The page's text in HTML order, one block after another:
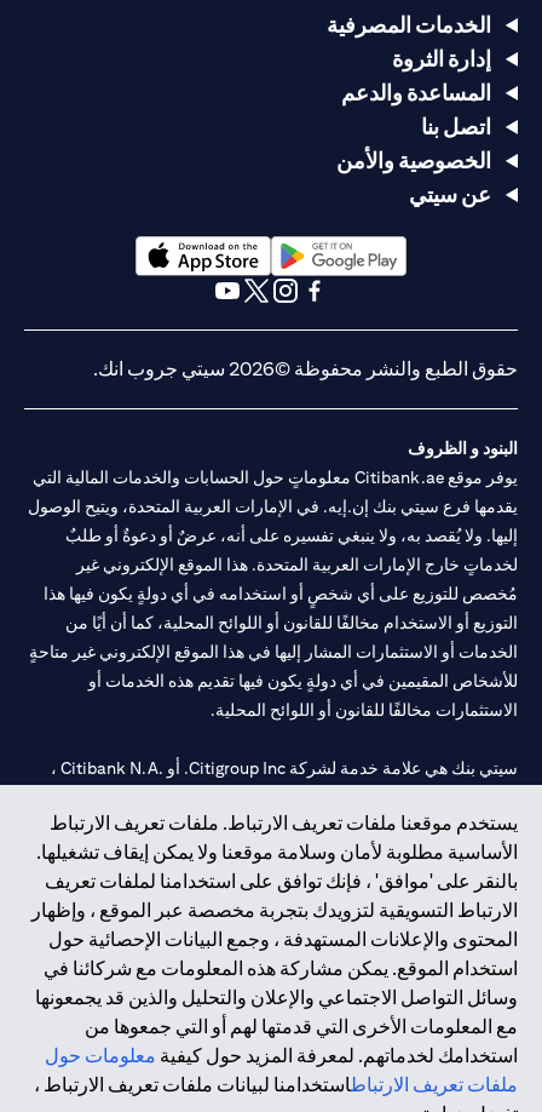
يستخدم موقعنا ملفات تعريف الارتباط. ملفات تعريف الارتباط
الأساسية مطلوبة لأمان وسلامة موقعنا ولا يمكن إيقاف تشغيلها.
بالنقر على 'موافق' ، فإنك توافق على استخدامنا لملفات تعريف
الارتباط التسويقية لتزويدك بتجربة مخصصة عبر الموقع ، وإظهار
المحتوى والإعلانات المستهدفة ، وجمع البيانات الإحصائية حول
استخدام الموقع. يمكن مشاركة هذه المعلومات مع شركائنا في
وسائل التواصل الاجتماعي والإعلان والتحليل والذين قد يجمعونها
مع المعلومات الأخرى التي قدمتها لهم أو التي جمعوها من
استخدامك لخدماتهم. لمعرفة المزيد حول كيفية معلومات حول
ملفات تعريف الارتباطاستخدامنا لبيانات ملفات تعريف الارتباط ،
الخدمات المصرفية
إدارة الثروة
المساعدة والدعم
اتصل بنا
الخصوصية والأمن
عن سيتي
(opens in a new tab)
حقوق الطبع والنشر محفوظة ©2026 سيتي جروب انك.
البنود و الظروف
يوفر موقع Citibank.ae معلوماتٍ حول الحسابات والخدمات المالية التي
يقدمها فرع سيتي بنك إن.إيه. في الإمارات العربية المتحدة، ويتيح الوصول
إليها. ولا يُقصد به، ولا ينبغي تفسيره على أنه، عرضٌ أو دعوةٌ أو طلبٌ
لخدماتٍ خارج الإمارات العربية المتحدة. هذا الموقع الإلكتروني غير
مُخصص للتوزيع على أي شخصٍ أو استخدامه في أي دولةٍ يكون فيها هذا
التوزيع أو الاستخدام مخالفًا للقانون أو اللوائح المحلية، كما أن أيًا من
الخدمات أو الاستثمارات المشار إليها في هذا الموقع الإلكتروني غير متاحةٍ
للأشخاص المقيمين في أي دولةٍ يكون فيها تقديم هذه الخدمات أو
الاستثمارات مخالفًا للقانون أو اللوائح المحلية.
سيتي بنك هي علامة خدمة لشركة Citigroup Inc. أو .Citibank N.A ،
سيتي بنك إن. إيه. الإمارات مسجل لدى مصرف الإمارات المركزي تحت
أرقام التراخيص 202563 لفرع الوصل في دبي، 531989 لفرع مول
الإمارات في دبي، وCN-1002019لفرع أبوظبي. هاتف: 4000 311 04.
فرع سيتي بنك إن إيه - الإمارات العربية المتحدة مرخص من مصرف
الإمارات العربية المتحدة المركزي كفرع لبنك أجنبي.
سيتي بنك إن إيه الإمارات العربية المتحدة مرخص من هيئة الأوراق المالية
والسلع في الإمارات العربية المتحدة ("SCA") للقيام بالنشاط المالي لـ أ)
الاستشارات المالية والتعريف والترويج بموجب ترخيص رقم
20200000097 ب) وسيط تداول في الأسواق الدولية بموجب ترخيص